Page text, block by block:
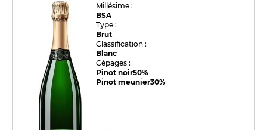
Millésime :
BSA
Type :
Brut
Classification :
Blanc
Cépages :
Pinot noir50%
Pinot meunier30%